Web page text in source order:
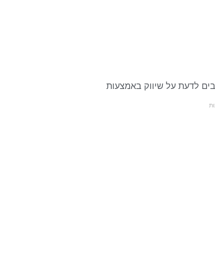
לדעת על שיווק באמצעות